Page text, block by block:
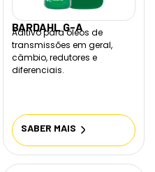
BARDAHL G-A
Aditivo para óleos de
transmissões em geral,
câmbio, redutores e
diferenciais.
SABER MAIS